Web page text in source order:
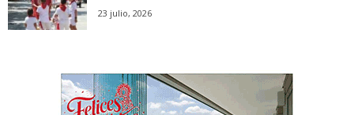
23 julio, 2026